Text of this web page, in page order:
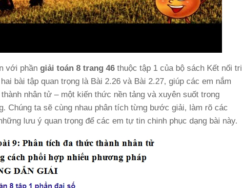
với phần giải toán 8 trang 46 thuộc tập 1 của bộ sách Kết nối tri
bài tập quan trọng là Bài 2.26 và Bài 2.27, giúp các em nắm
nhân tử – một kiến thức nền tảng và xuyên suốt trong
Chúng ta sẽ cùng nhau phân tích từng bước giải, làm rõ các
lưu ý quan trọng để các em tự tin chinh phục dạng bài này.